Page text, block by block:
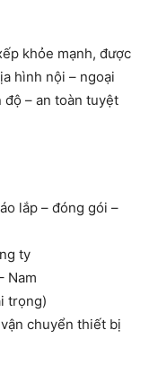
khỏe mạnh, được
hình nội – ngoại
– an toàn tuyệt
lắp – đóng gói –
ty
Nam
trọng)
chuyển thiết bị